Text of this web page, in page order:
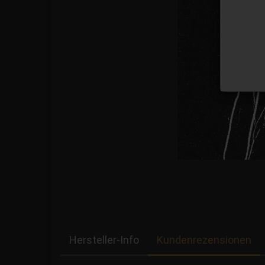
Hersteller-Info Kundenrezensionen